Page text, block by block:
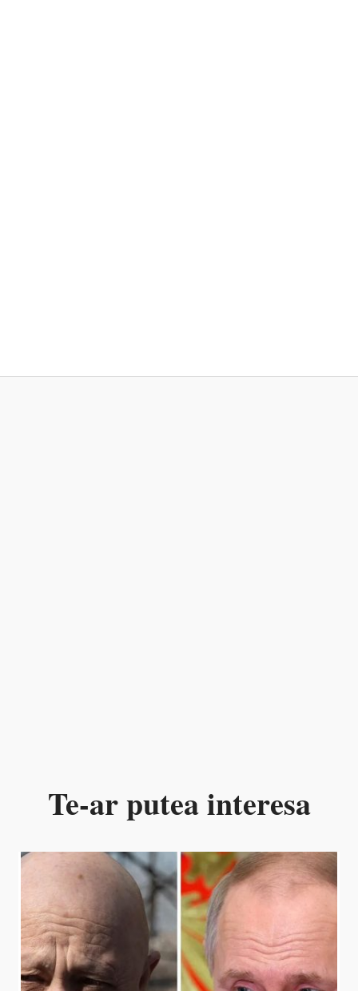
Te-ar putea interesa